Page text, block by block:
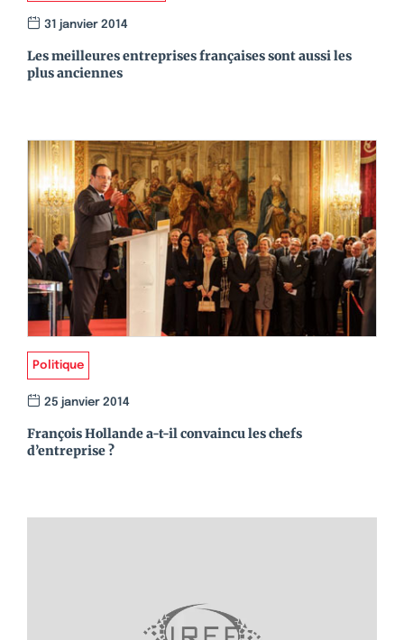
31 janvier 2014
Les meilleures entreprises françaises sont aussi les
plus anciennes
Politique
25 janvier 2014
François Hollande a-t-il convaincu les chefs
d’entreprise ?